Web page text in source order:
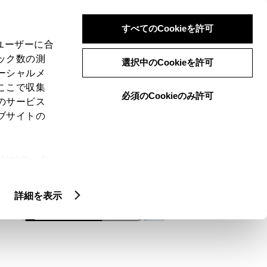
ザーに合
ク数の測
シャルメ
こで収集
サービス
サイトの
詳細を表示
すべてのCookieを許可
選択中のCookieを許可
必須のCookieのみ許可
ログイン 検索 メニュー
メニュー